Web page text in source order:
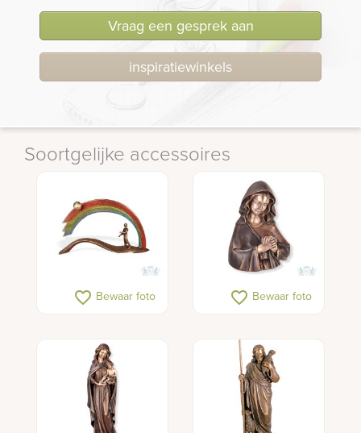
Vraag een gesprek aan
inspiratiewinkels
Soortgelijke accessoires
favorite_border Bewaar foto favorite_border Bewaar foto